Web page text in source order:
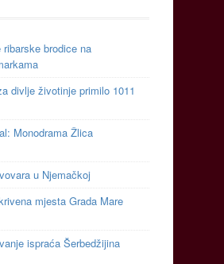
ribarske brodice na
divlje životinje primilo 1011
Monodrama Žlica
u Njemačkoj
mjesta Grada Mare
ispraća Šerbedžijina